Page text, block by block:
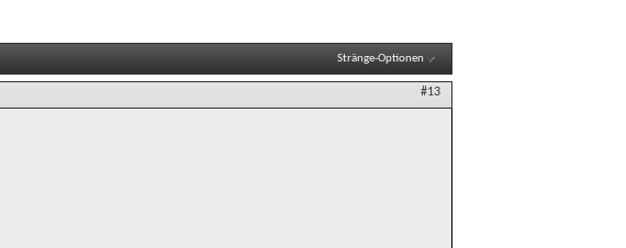
Stränge-Optionen
#13